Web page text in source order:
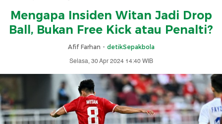
Mengapa Insiden Witan Jadi Drop
Ball, Bukan Free Kick atau Penalti?
Afif Farhan - detikSepakbola
Selasa, 30 Apr 2024 14:40 WIB